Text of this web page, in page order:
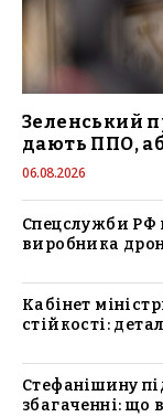
Зеленський
дають ППО,
06.08.2026
Спецслужби РФ
виробника
Кабінет
стійкості:
Стефанішину
збагаченні: що